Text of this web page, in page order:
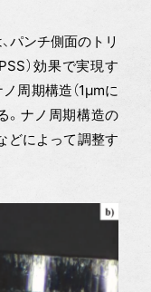
パンチ側面のトリ
）効果で実現す
周期構造（1μmに
。ナノ周期構造の
どによって調整す